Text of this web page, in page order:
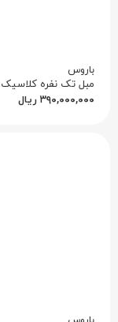
باروس
۳۹۰,۰۰۰,۰۰۰ ریال